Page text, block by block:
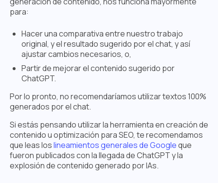
para:
Hacer una comparativa entre nuestro trabajo
original, y el resultado sugerido por el chat, y así
ajustar cambios necesarios, o,
Partir de mejorar el contenido sugerido por
ChatGPT.
Por lo pronto, no recomendaríamos utilizar textos 100%
generados por el chat.
Si estás pensando utilizar la herramienta en creación de
contenido u optimización para SEO, te recomendamos
que leas loslineamientos generales de Googleque
fueron publicados con la llegada de ChatGPT y la
explosión de contenido generado por IAs.